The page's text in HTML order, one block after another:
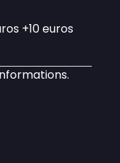
+10 euros